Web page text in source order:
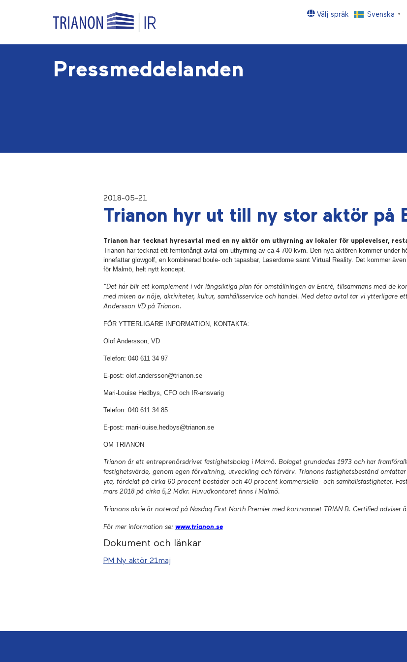
Välj språk Svenska ▼
Pressmeddelanden
2018-05-21
Trianon hyr ut till ny stor aktör på
Trianon har tecknat hyresavtal med en ny aktör om uthyrning av lokaler för upplevelser,
Trianon har tecknat ett femtonårigt avtal om uthyrning av ca 4 700 kvm. Den nya aktören kommer under
innefattar glowgolf, en kombinerad boule- och tapasbar, Laserdome samt Virtual Reality. Det kommer
för Malmö, helt nytt koncept.
”Det här blir ett komplement i vår långsiktiga plan för omställningen av Entré, tillsammans med de
med mixen av nöje, aktiviteter, kultur, samhällsservice och handel. Med detta avtal tar vi ytterligare
Andersson VD på Trianon.
FÖR YTTERLIGARE INFORMATION, KONTAKTA:
Olof Andersson, VD
Telefon: 040 611 34 97
E-post: olof.andersson@trianon.se
Mari-Louise Hedbys, CFO och IR-ansvarig
Telefon: 040 611 34 85
E-post: mari-louise.hedbys@trianon.se
OM TRIANON
Trianon är ett entreprenörsdrivet fastighetsbolag i Malmö. Bolaget grundades 1973 och har
fastighetsvärde, genom egen förvaltning, utveckling och förvärv. Trianons fastighetsbestånd
yta, fördelat på cirka 60 procent bostäder och 40 procent kommersiella- och samhällsfastigheter.
mars 2018 på cirka 5,2 Mdkr. Huvudkontoret finns i Malmö.
Trianons aktie är noterad på Nasdaq First North Premier med kortnamnet TRIAN B. Certified adviser
För mer information se: www.trianon.se
Dokument och länkar
PM Ny aktör 21maj